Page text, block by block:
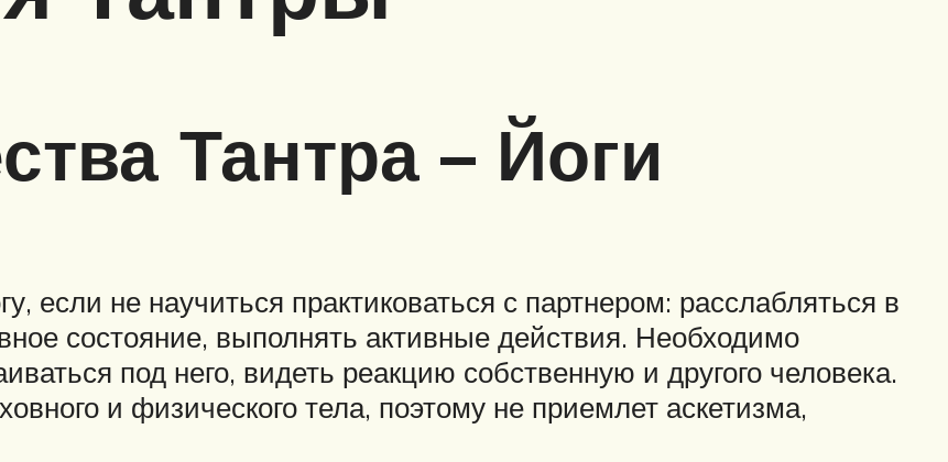
Тантра – Йоги
если не научиться практиковаться с партнером: расслабляться в
состояние, выполнять активные действия. Необходимо
под него, видеть реакцию собственную и другого человека.
и физического тела, поэтому не приемлет аскетизма,